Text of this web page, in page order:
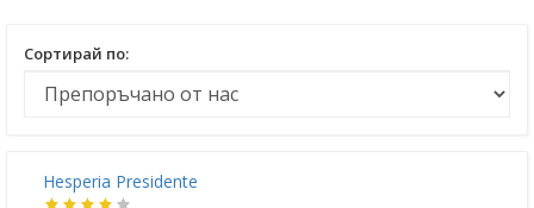
Сортирай по:
Hesperia Presidente